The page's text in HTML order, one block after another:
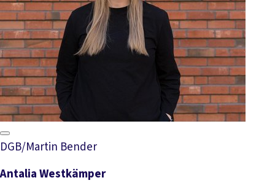
DGB/Martin Bender
Antalia Westkämper